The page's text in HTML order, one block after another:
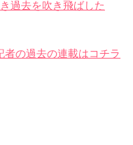
過去を吹き飛ばした
者の過去の連載はコチラ